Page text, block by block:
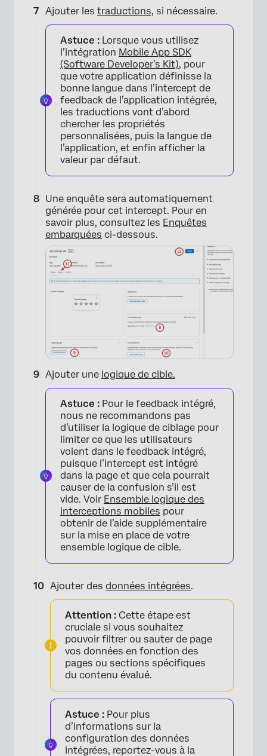
×
Ajouter les traductions, si nécessaire.
Astuce : Lorsque vous utilisez
l’intégration Mobile App SDK
(Software Developer’s Kit), pour
que votre application définisse la
bonne langue dans l’intercept de
feedback de l’application intégrée,
les traductions vont d’abord
chercher les propriétés
personnalisées, puis la langue de
l’application, et enfin afficher la
valeur par défaut.
Une enquête sera automatiquement
générée pour cet intercept. Pour en
savoir plus, consultez les Enquêtes
embarquées ci-dessous.
Ajouter une logique de cible.
Astuce : Pour le feedback intégré,
nous ne recommandons pas
d’utiliser la logique de ciblage pour
limiter ce que les utilisateurs
voient dans le feedback intégré,
puisque l’intercept est intégré
dans la page et que cela pourrait
causer de la confusion s’il est
vide. Voir Ensemble logique des
interceptions mobiles pour
obtenir de l’aide supplémentaire
sur la mise en place de votre
ensemble logique de cible.
Ajouter des données intégrées.
Attention : Cette étape est
cruciale si vous souhaitez
pouvoir filtrer ou sauter de page
vos données en fonction des
pages ou sections spécifiques
du contenu évalué.
Astuce : Pour plus
d’informations sur la
configuration des données
intégrées, reportez-vous à la